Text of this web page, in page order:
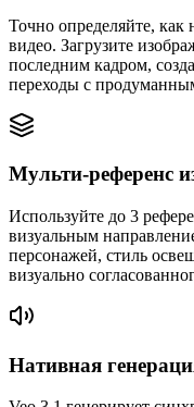
Точно определяйте, как
видео. Загрузите
последним кадром,
переходы с
Мульти-референс
Используйте до 3
визуальным
персонажей, стиль
визуально
Нативная